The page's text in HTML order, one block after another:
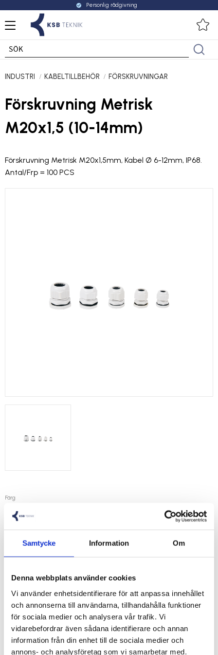
Samtycke Information Om
Denna webbplats använder cookies
Vi använder enhetsidentifierare för att anpassa innehållet
och annonserna till användarna, tillhandahålla funktioner
för sociala medier och analysera vår trafik. Vi
vidarebefordrar även sådana identifierare och annan
information från din enhet till de sociala medier och
annons- och analysföretag som vi samarbetar med.
Meny
check_circle Personlig rådgivning
INDUSTRI KABELTILLBEHÖR FÖRSKRUVNINGAR
Förskruvning Metrisk
M20x1,5 (10-14mm)
Förskruvning Metrisk M20x1,5mm, Kabel Ø 6-12mm, IP68.
Antal/Frp = 100 PCS
Färg
Artikelnr 10000-M2010140
cable-gland-m-type.pdf